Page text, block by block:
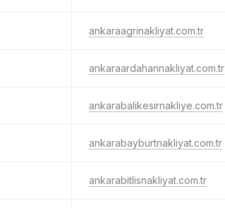
ankaraagrinakliyat.com.tr
ankaraardahannakliyat.com.tr
ankarabalikesirnakliye.com.tr
ankarabayburtnakliyat.com.tr
ankarabitlisnakliyat.com.tr